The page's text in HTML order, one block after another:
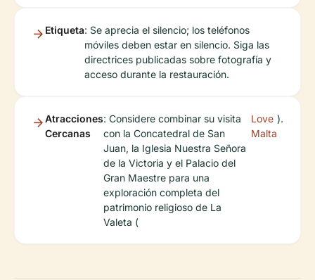
Etiqueta: Se aprecia el silencio; los teléfonos
móviles deben estar en silencio. Siga las
directrices publicadas sobre fotografía y
acceso durante la restauración.
Atracciones
Cercanas
: Considere combinar su visita
con la Concatedral de San
Juan, la Iglesia Nuestra Señora
de la Victoria y el Palacio del
Gran Maestre para una
exploración completa del
patrimonio religioso de La
Valeta (
Love
Malta
).